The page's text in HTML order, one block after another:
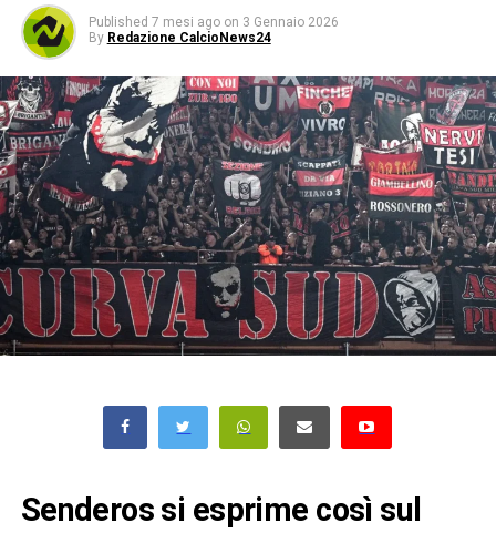
Published 7 mesi ago on 3 Gennaio 2026
By Redazione CalcioNews24
Senderos si esprime così sul